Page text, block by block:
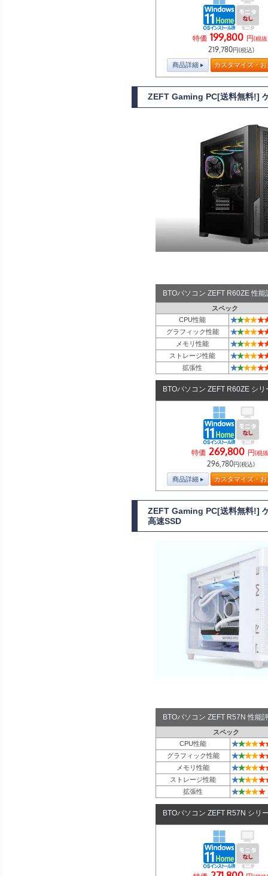
特価 199,800 円(税抜
219,780円(税込)
商品詳細 カスタマイズ・
ZEFT Gaming PC[送料無料!]
BTOパソコン ZEFT R60ZE 性
スペック
CPU性能
★★★★★
グラフィック性能 ★★★★★
メモリ性能 ★★★★★
ストレージ性能 ★★★★★
拡張性 ★★★★★
BTOパソコン ZEFT R60ZE シリ
特価 269,800 円(税
296,780円(税込)
商品詳細 カスタマイズ・
ZEFT Gaming PC[送料無料!]
高速SSD
BTOパソコン ZEFT R57N 性能
スペック
CPU性能
★★★★★
グラフィック性能 ★★★★★
メモリ性能 ★★★★★
ストレージ性能 ★★★★★
拡張性 ★★★★★
BTOパソコン ZEFT R57N シリ